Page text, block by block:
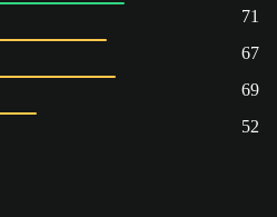
71
67
69
52